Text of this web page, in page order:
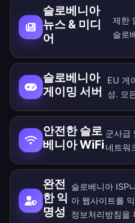
슬로베니아
뉴스 & 미디
어
제한
슬로
슬로베니아
게이밍 서버
EU 게
성. 모
안전한 슬로
베니아 WiFi
군사급
네트워
완전
한 익
명성
슬로베니아 ISP
아 웹사이트를
정보처리방침을